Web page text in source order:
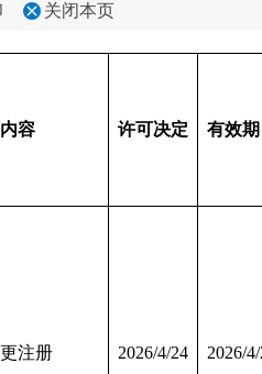
关闭本页
容 许可决定 有效期
注册 2026/4/24 2026/